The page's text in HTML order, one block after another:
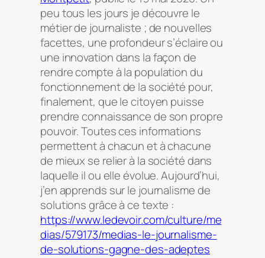
peu tous les jours je découvre le
métier de journaliste ; de nouvelles
facettes, une profondeur s’éclaire ou
une innovation dans la façon de
rendre compte à la population du
fonctionnement de la société pour,
finalement, que le citoyen puisse
prendre connaissance de son propre
pouvoir. Toutes ces informations
permettent à chacun et à chacune
de mieux se relier à la société dans
laquelle il ou elle évolue. Aujourd’hui,
j’en apprends sur le journalisme de
solutions grâce à ce texte :
https://www.ledevoir.com/culture/me
dias/579173/medias-le-journalisme-
de-solutions-gagne-des-adeptes